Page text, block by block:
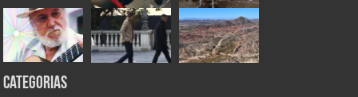
Categorias